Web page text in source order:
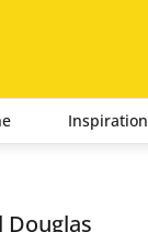
Inspiration
Douglas